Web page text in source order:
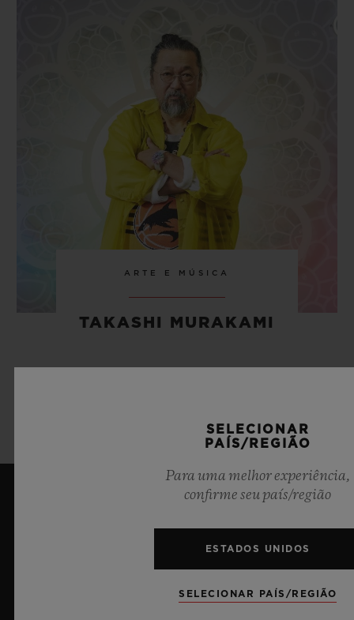
ARTE E MÚSICA
TAKASHI MURAKAMI
SELECIONAR
PAÍS/REGIÃO
Para uma melhor experiência,
confirme seu país/região
ESTADOS UNIDOS
SELECIONAR PAÍS/REGIÃO